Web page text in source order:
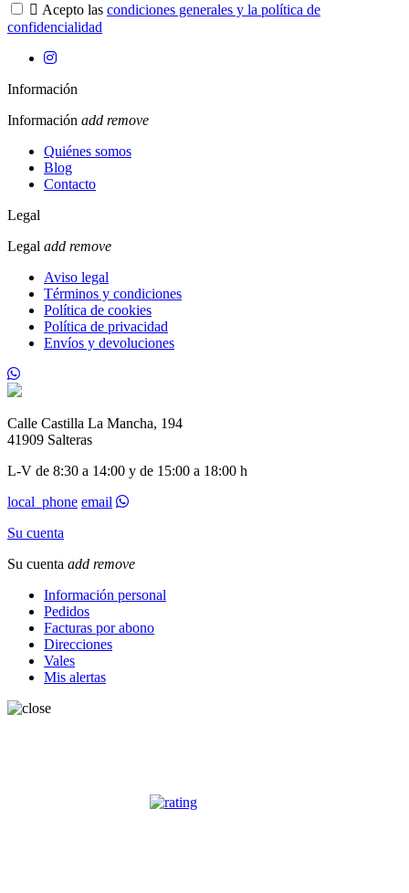
 Acepto las condiciones generales y la política de
confidencialidad
Información
Información add remove
Quiénes somos
Blog
Contacto
Legal
Legal add remove
Aviso legal
Términos y condiciones
Política de cookies
Política de privacidad
Envíos y devoluciones
Calle Castilla La Mancha, 194
41909 Salteras
L-V de 8:30 a 14:00 y de 15:00 a 18:00 h
local_phone email
Su cuenta
Su cuenta add remove
Información personal
Pedidos
Facturas por abono
Direcciones
Vales
Mis alertas
OPINIONES CLIENTES